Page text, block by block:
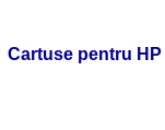
Cartuse pentru HP